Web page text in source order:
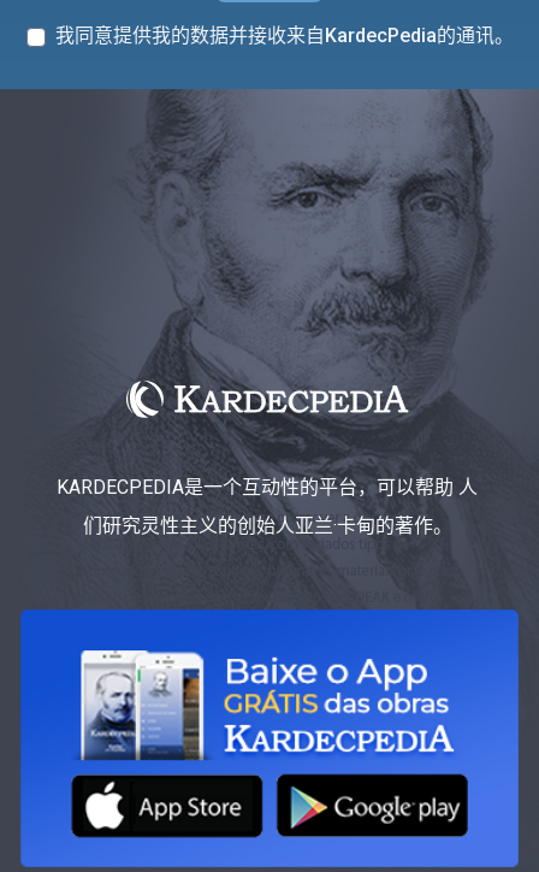
我同意提供我的数据并接收来自KardecPedia的通讯。
KARDECPEDIA是一个互动性的平台，可以帮助 人
们研究灵性主义的创始人亚兰·卡甸的著作。